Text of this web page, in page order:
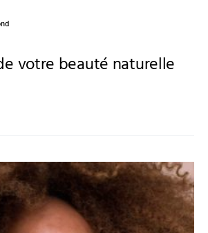
votre beauté naturelle